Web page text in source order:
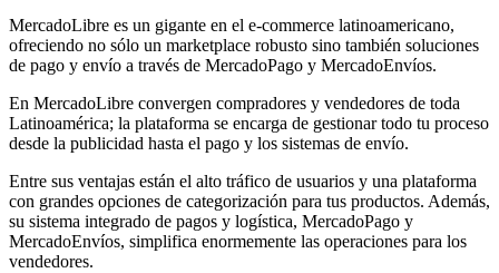
MercadoLibre es un gigante en el e-commerce latinoamericano,
ofreciendo no sólo un marketplace robusto sino también soluciones
de pago y envío a través de MercadoPago y MercadoEnvíos.
En MercadoLibre convergen compradores y vendedores de toda
Latinoamérica; la plataforma se encarga de gestionar todo tu proceso
desde la publicidad hasta el pago y los sistemas de envío.
Entre sus ventajas están el alto tráfico de usuarios y una plataforma
con grandes opciones de categorización para tus productos. Además,
su sistema integrado de pagos y logística, MercadoPago y
MercadoEnvíos, simplifica enormemente las operaciones para los
vendedores.